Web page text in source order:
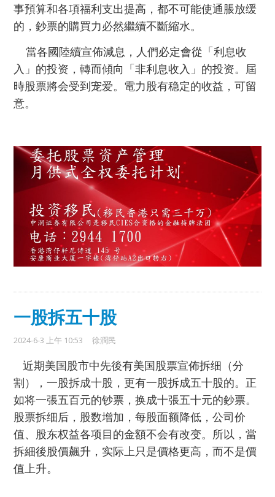
事預算和各項福利支出提高，都不可能使通脹放缓
的，鈔票的購買力必然繼續不斷縮水。
當各國陸續宣佈減息，人們必定會從「利息收
入」的投资，轉而傾向「非利息收入」的投资。屆
時股票將会受到宠爱。電力股有稳定的收益，可留
意。
一股拆五十股
2024-6-3 上午 10:53 徐潤民
近期美国股市中先後有美国股票宣佈拆细（分
割），一股拆成十股，更有一股拆成五十股的。正
如将一張五百元的钞票，换成十張五十元的鈔票。
股票拆细后，股数增加，每股面额降低，公司价
值、股东权益各项目的金額不会有改变。所以，當
拆細後股價飆升，实际上只是價格更高，而不是價
值上升。